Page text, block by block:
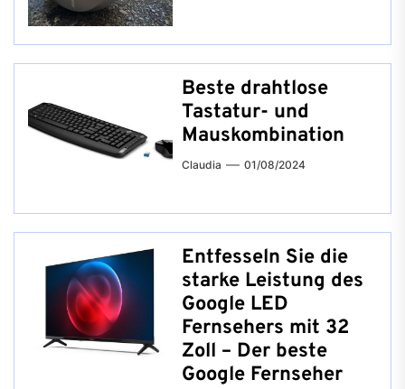
Beste drahtlose
Tastatur- und
Mauskombination
Claudia 01/08/2024
Entfesseln Sie die
starke Leistung des
Google LED
Fernsehers mit 32
Zoll – Der beste
Google Fernseher